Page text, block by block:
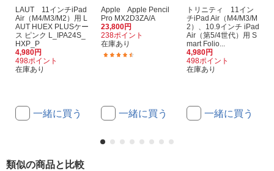
LAUT 11インチiPad
Air（M4/M3/M2）用 L
AUT HUEX PLUSケー
ス ピンク L_IPA24S_
HXP_P
4,980円
498ポイント
在庫あり
一緒に買う
Apple Apple Pencil
Pro MX2D3ZA/A
23,800円
238ポイント
在庫あり
一緒に買う
トリニティ 11イン
チiPad Air（M4/M3/M
2）、10.9インチ iPad
Air（第5/4世代）用 S
mart Folio...
4,980円
498ポイント
在庫あり
一緒に買う
類似の商品と比較